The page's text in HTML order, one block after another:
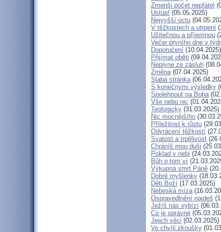
Zmenši počet nepřátel
Ustup! (05.05.2025)
Nejvyšší úctu
V těžkostech a utrpení
Užitečnou a příjemnou
Večer prvního dne v
Doporučení (10.04.2025)
Přijímat oběti
Neplyne ze zásluh
Změna(07.04.2025)
Slabá stránka
S konečnými výsledky
Spolehnout na Boha
Vše nebo nic
Teologicky (31.03.2025)
Nic mocnějšího
Příležitost k růstu
Odvrácení těžkostí
Svatost a trpělivost
Chráníš mou duši
Poklad v nebi
Bůh o tom ví
Výkupná smrt Páně
Dobré myšlenky
Děti Boží (17.03.2025)
Nebeská míza
Ospravedlnění najdeš
Ježíš nás vybízí
Co je správné
Jejich věci (02.03.2025)
Ve chvíli zkoušky